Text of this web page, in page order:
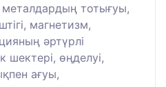
тотығуы,
магнетизм,
әртүрлі
шектері, өңделуі,
ағуы,